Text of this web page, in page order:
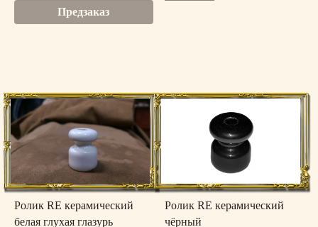
Предзаказ
Ролик RE керамический
белая глухая глазурь
Ролик RE керамический
чёрный